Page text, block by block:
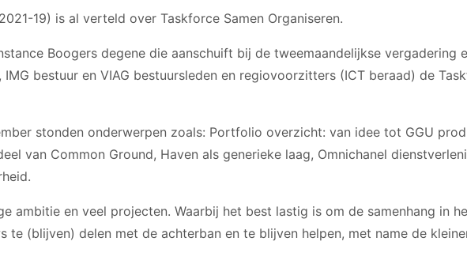
19) is al verteld over Taskforce Samen Organiseren.
Boogers degene die aanschuift bij de tweemaandelijkse vergadering
IMG bestuur en VIAG bestuursleden en regiovoorzitters (ICT beraad) de
stonden onderwerpen zoals: Portfolio overzicht: van idee tot GGU
van Common Ground, Haven als generieke laag, Omnichanel
ambitie en veel projecten. Waarbij het best lastig is om de samenhang in
te (blijven) delen met de achterban en te blijven helpen, met name de